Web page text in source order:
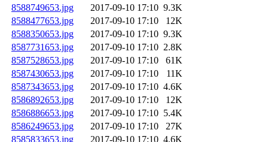
8588749653.jpg
2017-09-10 17:10 9.3K
8588477653.jpg
2017-09-10 17:10
12K
8588350653.jpg
2017-09-10 17:10 9.3K
8587731653.jpg
2017-09-10 17:10 2.8K
8587528653.jpg
2017-09-10 17:10
61K
8587430653.jpg
2017-09-10 17:10
11K
8587343653.jpg
2017-09-10 17:10 4.6K
8586892653.jpg
2017-09-10 17:10
12K
8586886653.jpg
2017-09-10 17:10 5.4K
8586249653.jpg
2017-09-10 17:10
27K
8585833653.jpg
2017-09-10 17:10 4.6K